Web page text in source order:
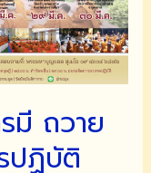
รมี ถวาย
ปฏิบัติ